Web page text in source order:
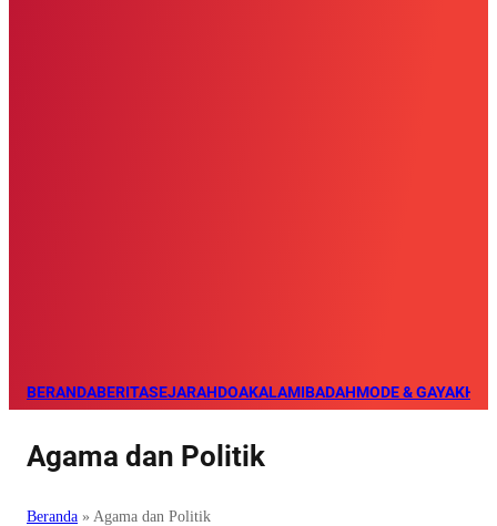
BERANDABERITASEJARAHDOAKALAMIBADAHMODE & GAYA
Agama dan Politik
Beranda » Agama dan Politik